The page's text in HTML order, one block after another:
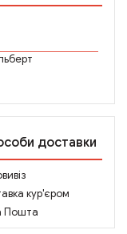
доставки
кур'єром
Пошта